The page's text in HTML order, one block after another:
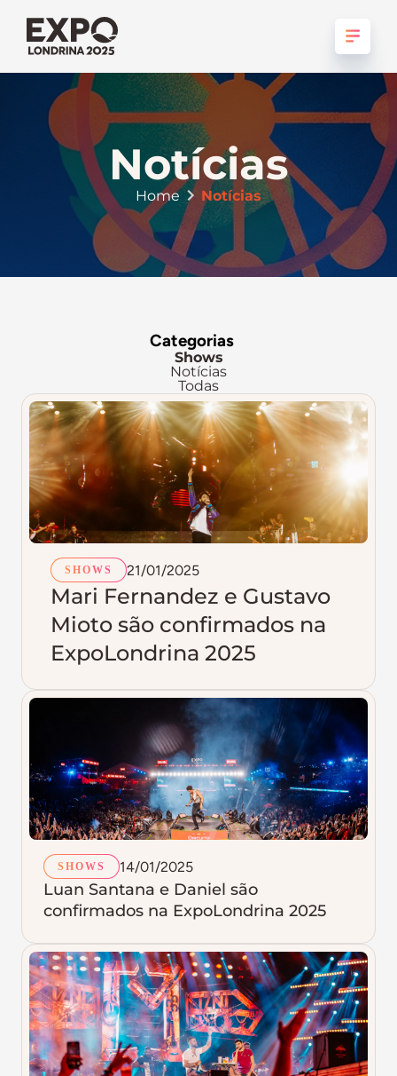
Notícias
Home Notícias
Categorias
Shows
Notícias
Todas
SHOWS 21/01/2025
Mari Fernandez e Gustavo
Mioto são confirmados na
ExpoLondrina 2025
SHOWS 14/01/2025
Luan Santana e Daniel são
confirmados na ExpoLondrina 2025